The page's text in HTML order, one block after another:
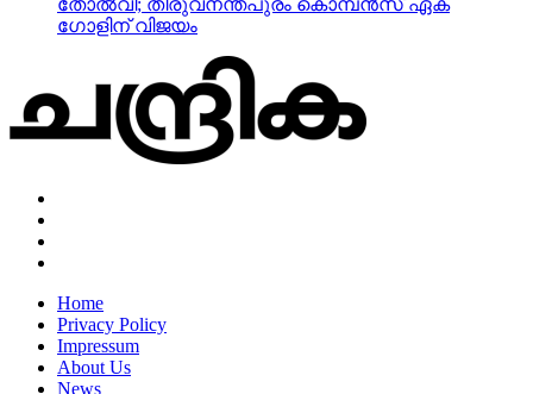
ഗോളിന് വിജയം
Home
Privacy Policy
Impressum
About Us
News